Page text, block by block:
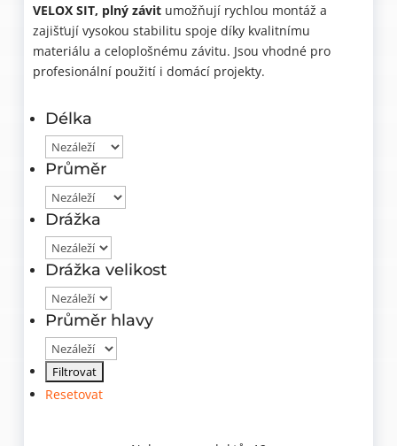
VELOX SIT, plný závit umožňují rychlou montáž a
zajišťují vysokou stabilitu spoje díky kvalitnímu
materiálu a celoplošnému závitu. Jsou vhodné pro
profesionální použití i domácí projekty.
Délka
Průměr
Drážka
Drážka velikost
Průměr hlavy
Resetovat